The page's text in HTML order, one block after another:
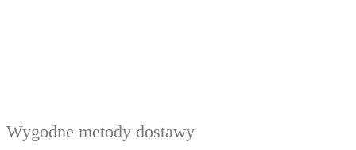
Wygodne metody dostawy